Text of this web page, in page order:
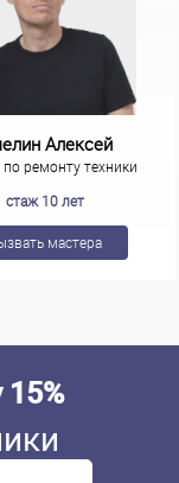
Алексей
по ремонту техники
стаж 10 лет
мастера